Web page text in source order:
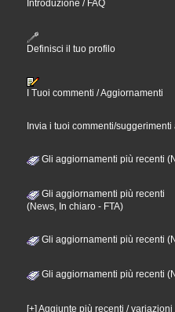
Introduzione / FAQ
Definisci il tuo profilo
I Tuoi commenti / Aggiornamenti
Invia i tuoi commenti/suggerimenti
Gli aggiornamenti più recenti
Gli aggiornamenti più recenti
(News, In chiaro - FTA)
Gli aggiornamenti più recenti
Gli aggiornamenti più recenti
[+] Aggiunte più recenti / variazioni